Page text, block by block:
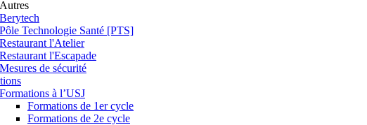
Autres
Berytech
Pôle Technologie Santé [PTS]
Restaurant l'Atelier
Restaurant l'Escapade
Mesures de sécurité
Formations à l’USJ
Formations de 1er cycle
Formations de 2e cycle